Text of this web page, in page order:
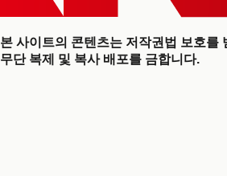
본 사이트의 콘텐츠는 저작권법 보호를
무단 복제 및 복사 배포를 금합니다.